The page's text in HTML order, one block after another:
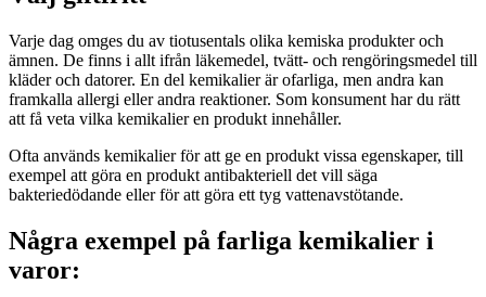
Varje dag omges du av tiotusentals olika kemiska produkter och
ämnen. De finns i allt ifrån läkemedel, tvätt- och rengöringsmedel till
kläder och datorer. En del kemikalier är ofarliga, men andra kan
framkalla allergi eller andra reaktioner. Som konsument har du rätt
att få veta vilka kemikalier en produkt innehåller.
Ofta används kemikalier för att ge en produkt vissa egenskaper, till
exempel att göra en produkt antibakteriell det vill säga
bakteriedödande eller för att göra ett tyg vattenavstötande.
Några exempel på farliga kemikalier i
varor: